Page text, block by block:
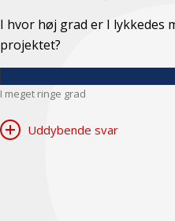
I hvor høj grad er I lykkedes
projektet?
I meget ringe grad
Uddybende svar